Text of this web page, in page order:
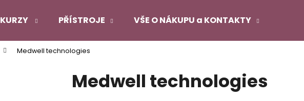
KURZY PŘÍSTROJE VŠE O NÁKUPU a KONTAKTY
Medwell technologies
Medwell technologies
Co potřebujete najít?
HLEDAT